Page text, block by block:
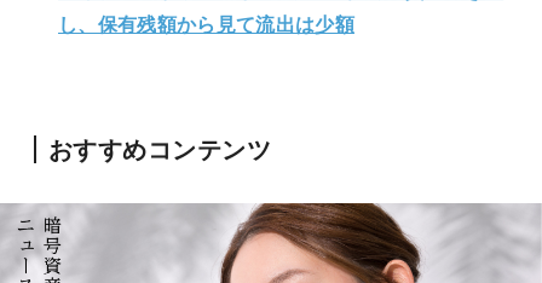
し、保有残額から見て流出は少額
おすすめコンテンツ